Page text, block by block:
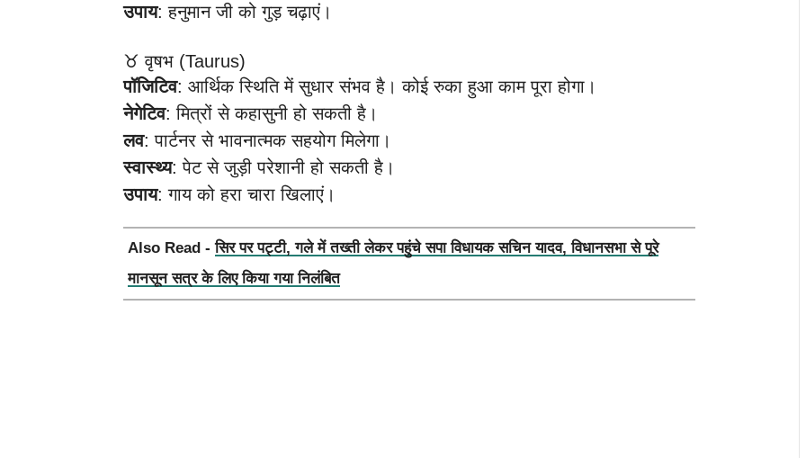
उपाय: हनुमान जी को गुड़ चढ़ाएं।
♉ वृषभ (Taurus)
पॉजिटिव: आर्थिक स्थिति में सुधार संभव है। कोई रुका हुआ काम पूरा होगा।
नेगेटिव: मित्रों से कहासुनी हो सकती है।
लव: पार्टनर से भावनात्मक सहयोग मिलेगा।
स्वास्थ्य: पेट से जुड़ी परेशानी हो सकती है।
उपाय: गाय को हरा चारा खिलाएं।
Also Read -सिर पर पट्टी, गले में तख्ती लेकर पहुंचे सपा विधायक सचिन यादव, विधानसभा से पूरे
मानसून सत्र के लिए किया गया निलंबित